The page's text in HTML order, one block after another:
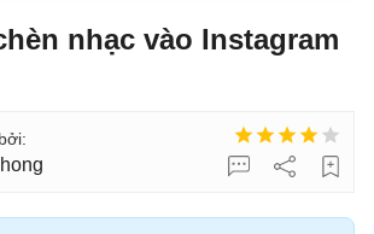
nhạc vào Instagram